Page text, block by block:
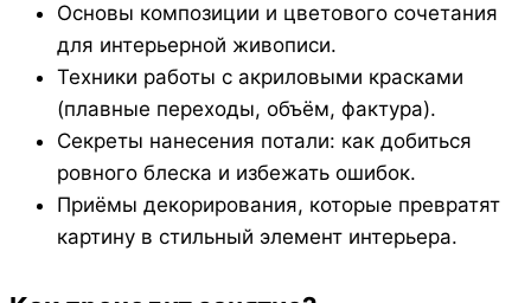
Основы композиции и цветового сочетания
для интерьерной живописи.
Техники работы с акриловыми красками
(плавные переходы, объём, фактура).
Секреты нанесения потали: как добиться
ровного блеска и избежать ошибок.
Приёмы декорирования, которые превратят
картину в стильный элемент интерьера.